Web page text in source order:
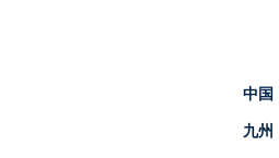
中国
九州